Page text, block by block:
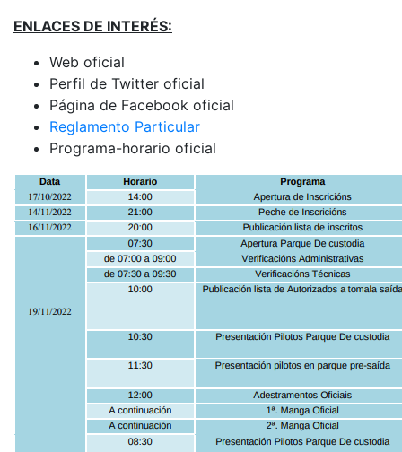
ENLACES DE INTERÉS:
Web oficial
Perfil de Twitter oficial
Página de Facebook oficial
Reglamento Particular
Programa-horario oficial